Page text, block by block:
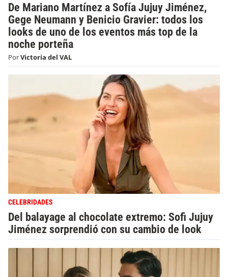
De Mariano Martínez a Sofía Jujuy Jiménez,
Gege Neumann y Benicio Gravier: todos los
looks de uno de los eventos más top de la
noche porteña
PorVictoria del VAL
CELEBRIDADES
Del balayage al chocolate extremo: Sofi Jujuy
Jiménez sorprendió con su cambio de look